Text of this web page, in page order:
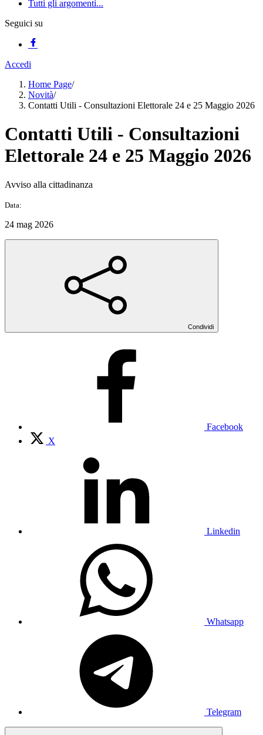
Tutti gli argomenti...
Seguici su
Accedi
Home Page/
Novità/
Contatti Utili - Consultazioni Elettorale 24 e 25 Maggio 2026
Contatti Utili - Consultazioni
Elettorale 24 e 25 Maggio 2026
Avviso alla cittadinanza
Data:
24 mag 2026
Condividi
Facebook
X
Linkedin
Whatsapp
Telegram